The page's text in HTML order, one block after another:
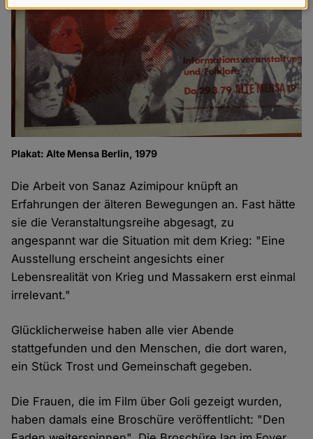
Plakat: Alte Mensa Berlin, 1979
Die Arbeit von Sanaz Azimipour knüpft an
Erfahrungen der älteren Bewegungen an. Fast hätte
sie die Veranstaltungsreihe abgesagt, zu
angespannt war die Situation mit dem Krieg: "Eine
Ausstellung erscheint angesichts einer
Lebensrealität von Krieg und Massakern erst einmal
irrelevant."
Glücklicherweise haben alle vier Abende
stattgefunden und den Menschen, die dort waren,
ein Stück Trost und Gemeinschaft gegeben.
Die Frauen, die im Film über Goli gezeigt wurden,
haben damals eine Broschüre veröffentlicht: "Den
Daten
und
Cookies